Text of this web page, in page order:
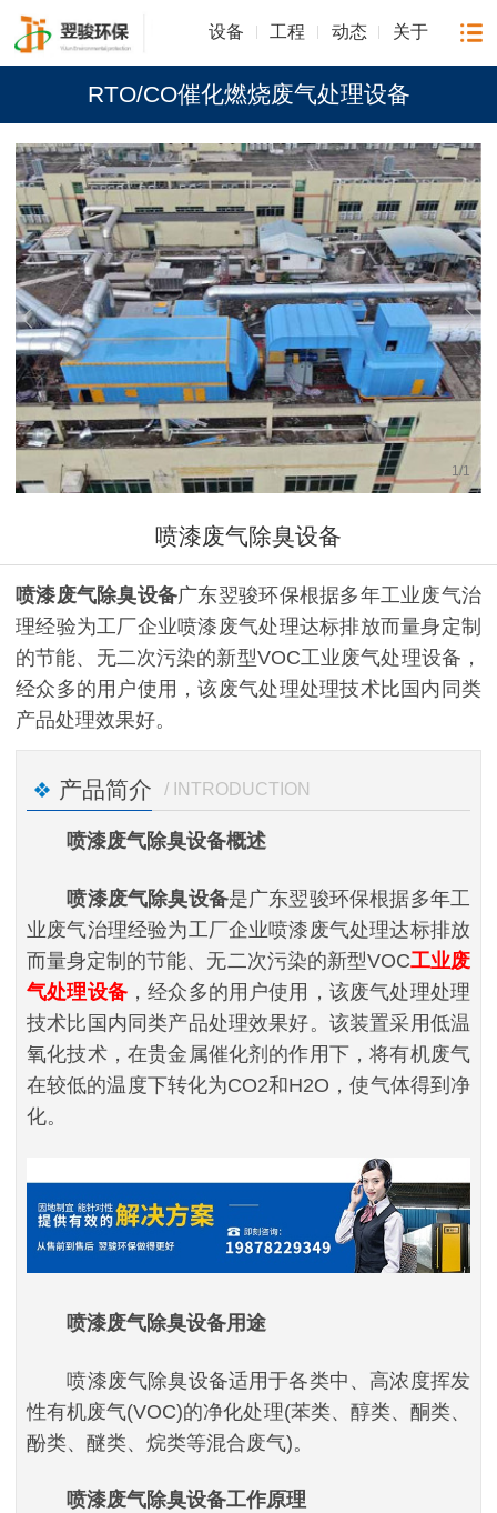
设备 工程 动态 关于
RTO/CO催化燃烧废气处理设备
1/1
喷漆废气除臭设备
喷漆废气除臭设备广东翌骏环保根据多年工业废气治
理经验为工厂企业喷漆废气处理达标排放而量身定制
的节能、无二次污染的新型VOC工业废气处理设备，
经众多的用户使用，该废气处理处理技术比国内同类
产品处理效果好。
产品简介 / INTRODUCTION
喷漆废气除臭设备概述
喷漆废气除臭设备是广东翌骏环保根据多年工
业废气治理经验为工厂企业喷漆废气处理达标排放
而量身定制的节能、无二次污染的新型VOC工业废
气处理设备，经众多的用户使用，该废气处理处理
技术比国内同类产品处理效果好。该装置采用低温
氧化技术，在贵金属催化剂的作用下，将有机废气
在较低的温度下转化为CO2和H2O，使气体得到净
化。
喷漆废气除臭设备用途
喷漆废气除臭设备适用于各类中、高浓度挥发
性有机废气(VOC)的净化处理(苯类、醇类、酮类、
酚类、醚类、烷类等混合废气)。
喷漆废气除臭设备工作原理